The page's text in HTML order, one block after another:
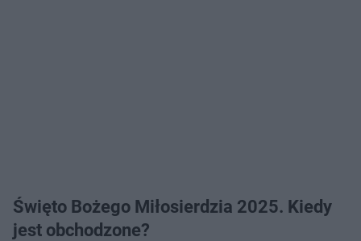
Święto Bożego Miłosierdzia 2025. Kiedy
jest obchodzone?